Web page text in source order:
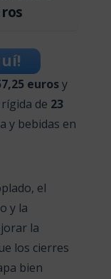
eurosy
de 23
y bebidas en
el
y la
la
los cierres
bien